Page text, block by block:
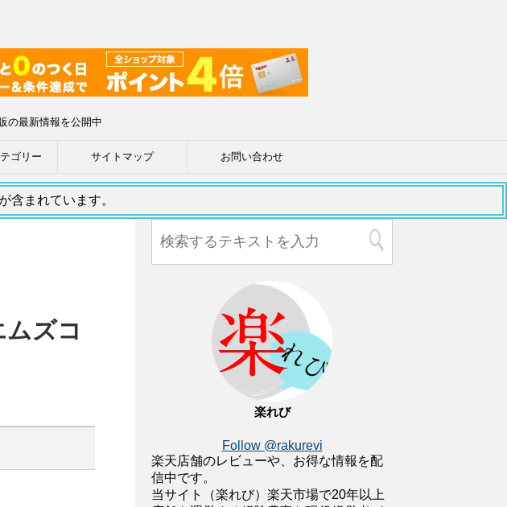
の最新情報を公開中
ゴリー サイトマップ お問い合わせ
含まれています。
ズコ
楽れび
Follow @rakurevi
楽天店舗のレビューや、お得な情報を配
信中です。
当サイト（楽れび）楽天市場で20年以上